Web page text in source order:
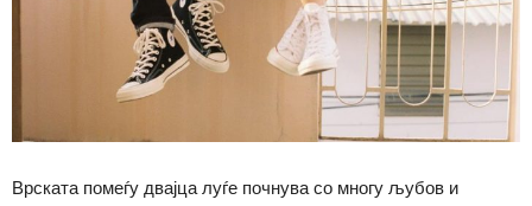
Врската помеѓу двајца луѓе почнува со многу љубов и